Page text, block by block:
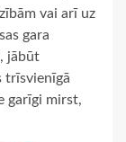
vai arī uz
gara
jābūt
trīsvienīgā
garīgi mirst,